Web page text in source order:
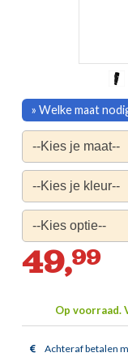
49,99
Op voorraad.
Achteraf betalen
» Welke maat